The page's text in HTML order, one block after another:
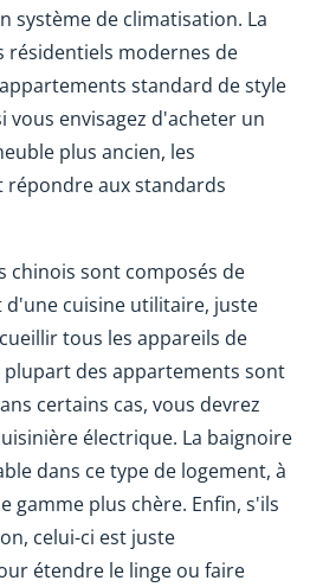
système de climatisation. La
résidentiels modernes de
standard de style
vous envisagez d'acheter un
plus ancien, les
aux standards
chinois sont composés de
cuisine utilitaire, juste
tous les appareils de
plupart des appartements sont
certains cas, vous devrez
électrique. La baignoire
dans ce type de logement, à
gamme plus chère. Enfin, s'ils
celui-ci est juste
étendre le linge ou faire